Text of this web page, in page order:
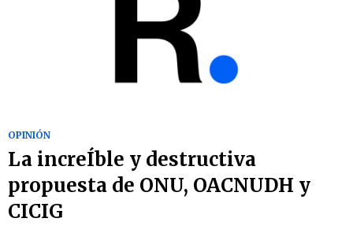
OPINIÓN
La increÍble y destructiva
propuesta de ONU, OACNUDH y
CICIG